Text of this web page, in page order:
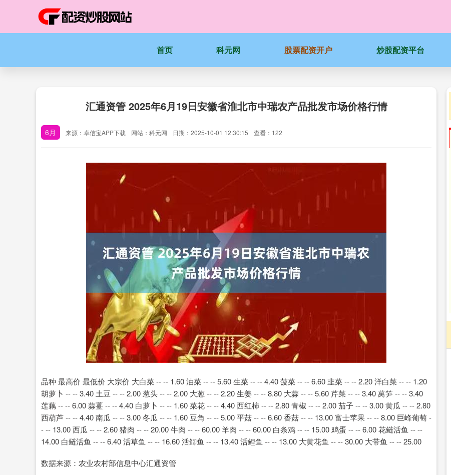
首页 科元网 股票配资开户 炒股配资平台
汇通资管 2025年6月19日安徽省淮北市中瑞农产品批发市场价格行情
6月 来源：卓信宝APP下载 网站：科元网 日期：2025-10-01 12:30:15 查看：122
品种 最高价 最低价 大宗价 大白菜 -- -- 1.60 油菜 -- -- 5.60 生菜 -- -- 4.40 菠菜 -- -- 6.60 韭菜 -- -- 2.20 洋白菜 -- -- 1.20
胡萝卜 -- -- 3.40 土豆 -- -- 2.00 葱头 -- -- 2.00 大葱 -- -- 2.20 生姜 -- -- 8.80 大蒜 -- -- 5.60 芹菜 -- -- 3.40 莴笋 -- -- 3.40
莲藕 -- -- 6.00 蒜薹 -- -- 4.40 白萝卜 -- -- 1.60 菜花 -- -- 4.40 西红柿 -- -- 2.80 青椒 -- -- 2.00 茄子 -- -- 3.00 黄瓜 -- -- 2.80
西葫芦 -- -- 4.40 南瓜 -- -- 3.00 冬瓜 -- -- 1.60 豆角 -- -- 5.00 平菇 -- -- 6.60 香菇 -- -- 13.00 富士苹果 -- -- 8.00 巨峰葡萄 -
- -- 13.00 西瓜 -- -- 2.60 猪肉 -- -- 20.00 牛肉 -- -- 60.00 羊肉 -- -- 60.00 白条鸡 -- -- 15.00 鸡蛋 -- -- 6.00 花鲢活鱼 -- --
14.00 白鲢活鱼 -- -- 6.40 活草鱼 -- -- 16.60 活鲫鱼 -- -- 13.40 活鲤鱼 -- -- 13.00 大黄花鱼 -- -- 30.00 大带鱼 -- -- 25.00
数据来源：农业农村部信息中心汇通资管